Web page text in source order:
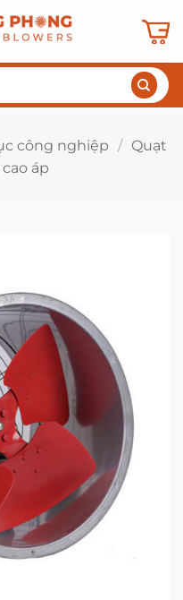
công nghiệp / Quạt
áp